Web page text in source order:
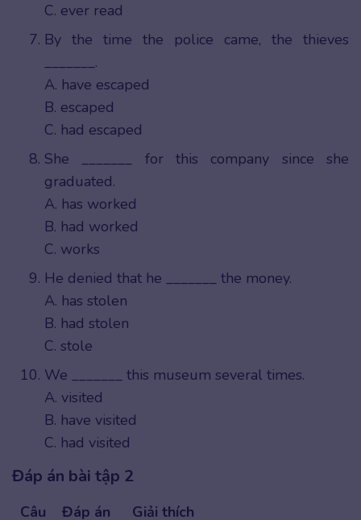
C. ever read
By the time the police came, the thieves
_______.
A. have escaped
B. escaped
C. had escaped
She _______ for this company since she
graduated.
A. has worked
B. had worked
C. works
He denied that he _______ the money.
A. has stolen
B. had stolen
C. stole
We _______ this museum several times.
A. visited
B. have visited
C. had visited
Đáp án bài tập 2
Câu Đáp án
Giải thích